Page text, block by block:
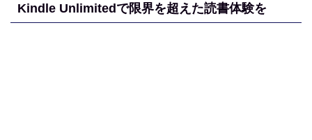
Kindle Unlimitedで限界を超えた読書体験を